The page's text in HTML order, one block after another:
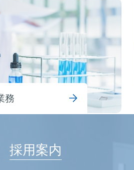
務
採用案内